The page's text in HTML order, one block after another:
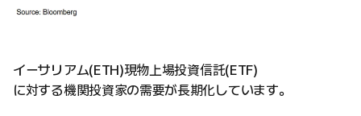
イーサリアム(ETH)現物上場投資信託(ETF)
に対する機関投資家の需要が長期化しています。